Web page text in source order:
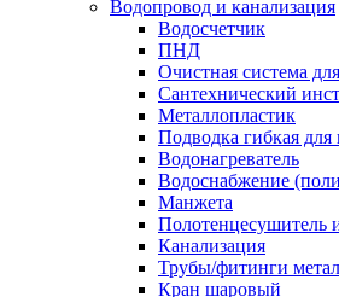
Водопровод и канализация
Водосчетчик
ПНД
Очистная система
Сантехнический
Металлопластик
Подводка гибкая для
Водонагреватель
Водоснабжение
Манжета
Полотенцесушитель
Канализация
Трубы/фитинги
Кран шаровый